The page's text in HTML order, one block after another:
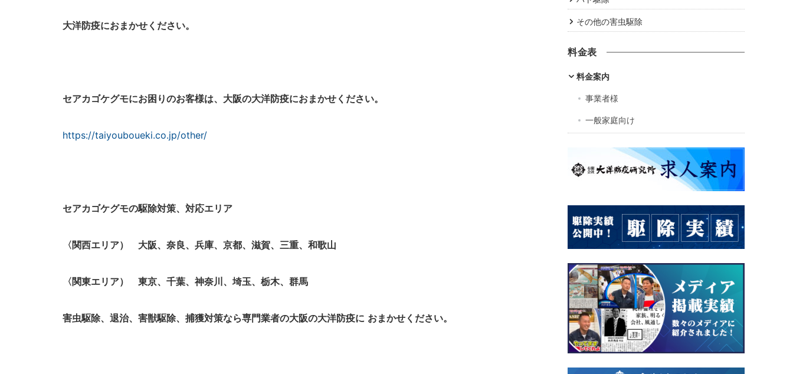
大洋防疫におまかせください。
セアカゴケグモにお困りのお客様は、大阪の大洋防疫におまかせください。
https://taiyouboueki.co.jp/other/
セアカゴケグモの駆除対策、対応エリア
〈関西エリア） 大阪、奈良、兵庫、京都、滋賀、三重、和歌山
〈関東エリア） 東京、千葉、神奈川、埼玉、栃木、群馬
害虫駆除、退治、害獣駆除、捕獲対策なら専門業者の大阪の大洋防疫に おまかせください。
その他の害虫駆除
料金表
料金案内
事業者様
一般家庭向け